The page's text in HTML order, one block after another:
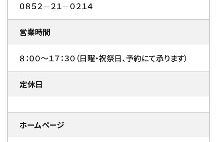
０８５２－２１－０２１４
営業時間
８：００～１７：３０（日曜・祝祭日、予約にて承ります）
定休日
ホームページ